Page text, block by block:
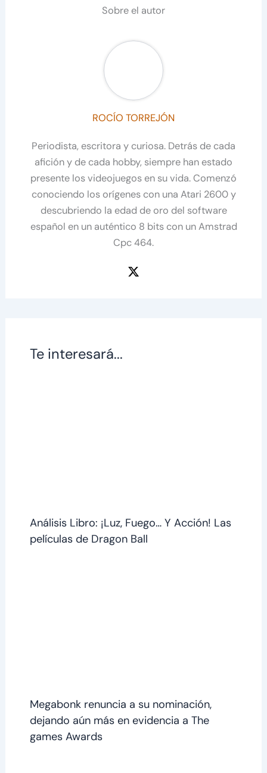
Sobre el autor
ROCÍO TORREJÓN
Periodista, escritora y curiosa. Detrás de cada
afición y de cada hobby, siempre han estado
presente los videojuegos en su vida. Comenzó
conociendo los orígenes con una Atari 2600 y
descubriendo la edad de oro del software
español en un auténtico 8 bits con un Amstrad
Cpc 464.
Te interesará...
Análisis Libro: ¡Luz, Fuego… Y Acción! Las
películas de Dragon Ball
Megabonk renuncia a su nominación,
dejando aún más en evidencia a The
games Awards